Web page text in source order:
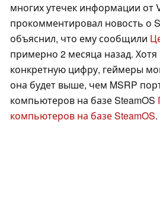
многих утечек информации от
прокомментировал новость о
объяснил, что ему сообщили
примерно 2 месяца назад. Хотя
конкретную цифру, геймеры
она будет выше, чем MSRP
компьютеров на базе SteamOS
компьютеров на базе SteamOS.